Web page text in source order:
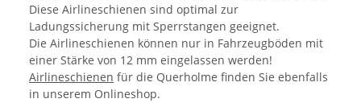
Diese Airlineschienen sind optimal zur
Ladungssicherung mit Sperrstangen geeignet.
Die Airlineschienen können nur in Fahrzeugböden mit
einer Stärke von 12 mm eingelassen werden!
Airlineschienen für die Querholme finden Sie ebenfalls
in unserem Onlineshop.